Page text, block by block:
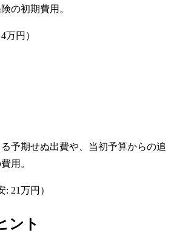
の初期費用。
4万円 ）
予期せぬ出費や、当初予算からの追
用。
: 21万円 ）
ント